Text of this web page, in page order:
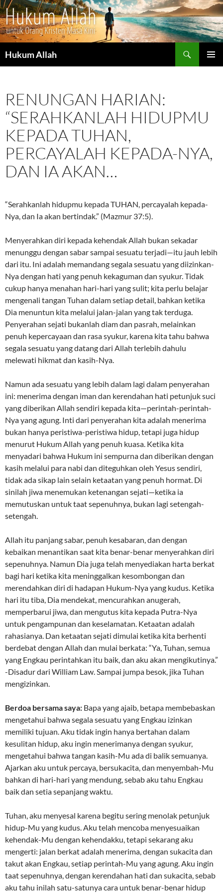
Hukum Allah
RENUNGAN HARIAN:
“SERAHKANLAH HIDUPMU
KEPADA TUHAN,
PERCAYALAH KEPADA-NYA,
DAN IA AKAN…
“Serahkanlah hidupmu kepada TUHAN, percayalah kepada-
Nya, dan Ia akan bertindak.” (Mazmur 37:5).
Menyerahkan diri kepada kehendak Allah bukan sekadar
menunggu dengan sabar sampai sesuatu terjadi—itu jauh lebih
dari itu. Ini adalah memandang segala sesuatu yang diizinkan-
Nya dengan hati yang penuh kekaguman dan syukur. Tidak
cukup hanya menahan hari-hari yang sulit; kita perlu belajar
mengenali tangan Tuhan dalam setiap detail, bahkan ketika
Dia menuntun kita melalui jalan-jalan yang tak terduga.
Penyerahan sejati bukanlah diam dan pasrah, melainkan
penuh kepercayaan dan rasa syukur, karena kita tahu bahwa
segala sesuatu yang datang dari Allah terlebih dahulu
melewati hikmat dan kasih-Nya.
Namun ada sesuatu yang lebih dalam lagi dalam penyerahan
ini: menerima dengan iman dan kerendahan hati petunjuk suci
yang diberikan Allah sendiri kepada kita—perintah-perintah-
Nya yang agung. Inti dari penyerahan kita adalah menerima
bukan hanya peristiwa-peristiwa hidup, tetapi juga hidup
menurut Hukum Allah yang penuh kuasa. Ketika kita
menyadari bahwa Hukum ini sempurna dan diberikan dengan
kasih melalui para nabi dan diteguhkan oleh Yesus sendiri,
tidak ada sikap lain selain ketaatan yang penuh hormat. Di
sinilah jiwa menemukan ketenangan sejati—ketika ia
memutuskan untuk taat sepenuhnya, bukan lagi setengah-
setengah.
Allah itu panjang sabar, penuh kesabaran, dan dengan
kebaikan menantikan saat kita benar-benar menyerahkan diri
sepenuhnya. Namun Dia juga telah menyediakan harta berkat
bagi hari ketika kita meninggalkan kesombongan dan
merendahkan diri di hadapan Hukum-Nya yang kudus. Ketika
hari itu tiba, Dia mendekat, mencurahkan anugerah,
memperbarui jiwa, dan mengutus kita kepada Putra-Nya
untuk pengampunan dan keselamatan. Ketaatan adalah
rahasianya. Dan ketaatan sejati dimulai ketika kita berhenti
berdebat dengan Allah dan mulai berkata: “Ya, Tuhan, semua
yang Engkau perintahkan itu baik, dan aku akan mengikutinya.”
-Disadur dari William Law. Sampai jumpa besok, jika Tuhan
mengizinkan.
Berdoa bersama saya: Bapa yang ajaib, betapa membebaskan
mengetahui bahwa segala sesuatu yang Engkau izinkan
memiliki tujuan. Aku tidak ingin hanya bertahan dalam
kesulitan hidup, aku ingin menerimanya dengan syukur,
mengetahui bahwa tangan kasih-Mu ada di balik semuanya.
Ajarkan aku untuk percaya, bersukacita, dan menyembah-Mu
bahkan di hari-hari yang mendung, sebab aku tahu Engkau
baik dan setia sepanjang waktu.
Tuhan, aku menyesal karena begitu sering menolak petunjuk
hidup-Mu yang kudus. Aku telah mencoba menyesuaikan
kehendak-Mu dengan kehendakku, tetapi sekarang aku
mengerti: jalan berkat adalah menerima, dengan sukacita dan
takut akan Engkau, setiap perintah-Mu yang agung. Aku ingin
taat sepenuhnya, dengan kerendahan hati dan sukacita, sebab
aku tahu inilah satu-satunya cara untuk benar-benar hidup